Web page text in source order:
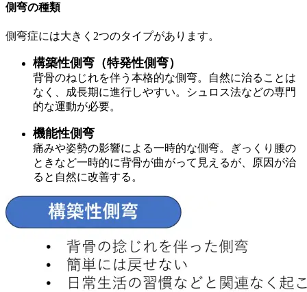
側弯の種類
側弯症には大きく2つのタイプがあります。
構築性側弯（特発性側弯）
背骨のねじれを伴う本格的な側弯。自然に治ることは
なく、成長期に進行しやすい。シュロス法などの専門
的な運動が必要。
機能性側弯
痛みや姿勢の影響による一時的な側弯。ぎっくり腰の
ときなど一時的に背骨が曲がって見えるが、原因が治
ると自然に改善する。